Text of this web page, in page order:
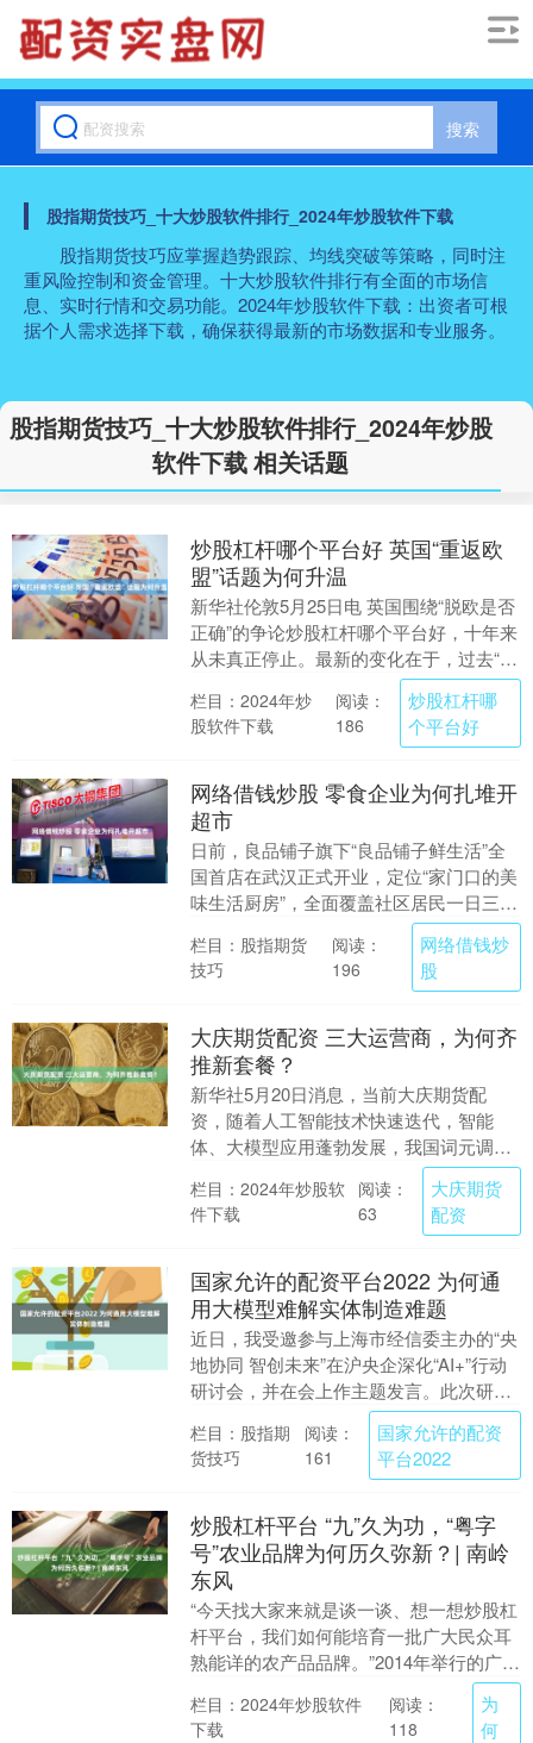
搜索
股指期货技巧_十大炒股软件排行_2024年炒股软件下载
股指期货技巧应掌握趋势跟踪、均线突破等策略，同时注
重风险控制和资金管理。十大炒股软件排行有全面的市场信
息、实时行情和交易功能。2024年炒股软件下载：出资者可根
据个人需求选择下载，确保获得最新的市场数据和专业服务。
股指期货技巧_十大炒股软件排行_2024年炒股
软件下载 相关话题
炒股杠杆哪个平台好 英国“重返欧
盟”话题为何升温
新华社伦敦5月25日电 英国围绕“脱欧是否
正确”的争论炒股杠杆哪个平台好，十年来
从未真正停止。最新的变化在于，过去“重
返欧盟”更多停留在民间、学界和部分媒体
讨论....
栏目：2024年炒
股软件下载
阅读：
186
炒股杠杆哪
个平台好
网络借钱炒股 零食企业为何扎堆开
超市
日前，良品铺子旗下“良品铺子鲜生活”全
国首店在武汉正式开业，定位“家门口的美
味生活厨房”，全面覆盖社区居民一日三餐
的消费场景。此前，零食有鸣、赵一鸣、
来优品、三....
栏目：股指期货
技巧
阅读：
196
网络借钱炒
股
大庆期货配资 三大运营商，为何齐
推新套餐？
新华社5月20日消息，当前大庆期货配
资，随着人工智能技术快速迭代，智能
体、大模型应用蓬勃发展，我国词元调用
量呈爆发式增长。近期，中国移动、中国
联通、中国电信纷纷....
栏目：2024年炒股软
件下载
阅读：
63
大庆期货
配资
国家允许的配资平台2022 为何通
用大模型难解实体制造难题
近日，我受邀参与上海市经信委主办的“央
地协同 智创未来”在沪央企深化“AI+”行动
研讨会，并在会上作主题发言。此次研讨
会汇聚了80余家在沪央企的数字化与AI业
务....
栏目：股指期
货技巧
阅读：
161
国家允许的配资
平台2022
炒股杠杆平台 “九”久为功，“粤字
号”农业品牌为何历久弥新？| 南岭
东风
“今天找大家来就是谈一谈、想一想炒股杠
杆平台，我们如何能培育一批广大民众耳
熟能详的农产品品牌。”2014年举行的广东
农村工作会议上，广东发起了推进农业名
牌建设的....
栏目：2024年炒股软件
下载
阅读：
118
为
何